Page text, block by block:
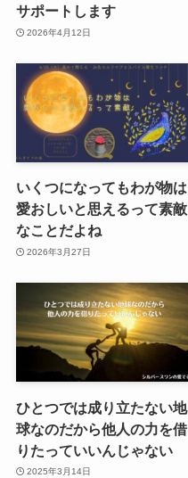
サポートします
2026年4月12日
いくつになってもわが物は
愛おしいと思えるって素敵
なことだよね
2026年3月27日
ひとつでは成り立たない地
球なのだから他人の力を借
りたっていいんじゃない
2025年3月14日